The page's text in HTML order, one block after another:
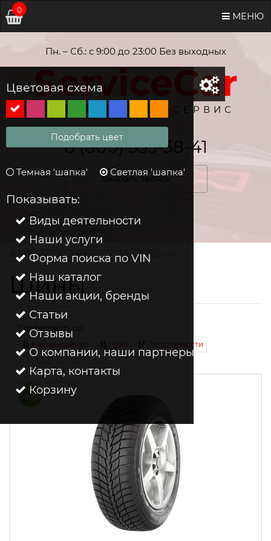
Цветовая схема
Подобрать цвет
Темная 'шапка' Светлая 'шапка'
Показывать:
Виды деятельности
Наши услуги
Форма поиска по VIN
Наш каталог
Наши акции, бренды
Статьи
Отзывы
О компании, наши партнеры
Карта, контакты
Корзину
МЕНЮ
0
Пн. – Сб.: с 9:00 до 23:00 Без выходных
ServiceCar
МАГАЗИН И АВТОСЕРВИС
8 (800) 555-38-41
Заказать звонок
Главная Каталог Шины и диски
Шины
Сортировать по
Наименованию Цене Популярности